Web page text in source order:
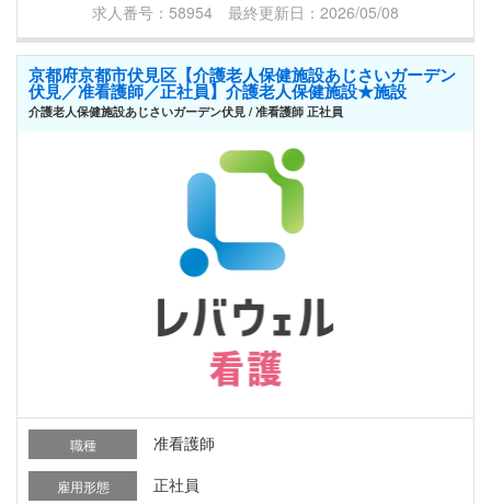
求人番号：58954 最終更新日：2026/05/08
京都府京都市伏見区【介護老人保健施設あじさいガーデン
伏見／准看護師／正社員】介護老人保健施設★施設
介護老人保健施設あじさいガーデン伏見 / 准看護師 正社員
職種 准看護師
雇用形態 正社員